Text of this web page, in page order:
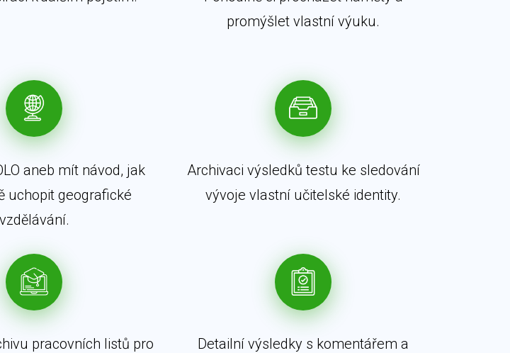
promýšlet vlastní výuku.
aneb mít návod, jak
uchopit geografické
vzdělávání.
Archivaci výsledků testu ke sledování
vývoje vlastní učitelské identity.
pracovních listů pro
Detailní výsledky s komentářem a